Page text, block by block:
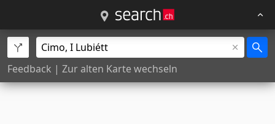
Feedback | Zur alten Karte wechseln